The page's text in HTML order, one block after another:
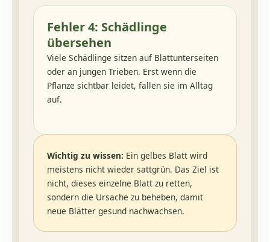
Fehler 4: Schädlinge
übersehen
Viele Schädlinge sitzen auf Blattunterseiten
oder an jungen Trieben. Erst wenn die
Pflanze sichtbar leidet, fallen sie im Alltag
auf.
Wichtig zu wissen: Ein gelbes Blatt wird
meistens nicht wieder sattgrün. Das Ziel ist
nicht, dieses einzelne Blatt zu retten,
sondern die Ursache zu beheben, damit
neue Blätter gesund nachwachsen.